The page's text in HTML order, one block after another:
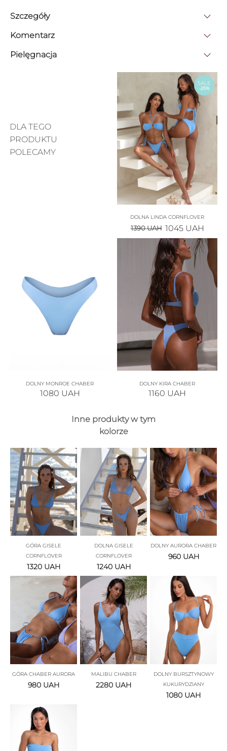
Szczegóły
Komentarz
Pielęgnacja
DLA TEGO
PRODUKTU
POLECAMY
SALE
-25%
DOLNA LINDA CORNFLOVER
1390UAH 1045 UAH
DOLNY MONROE CHABER
1080 UAH
DOLNY KIRA CHABER
1160 UAH
Inne produkty w tym
kolorze
GÓRA GISELE
CORNFLOVER
1320 UAH
DOLNA GISELE
CORNFLOVER
1240 UAH
DOLNY AURORA CHABER
960 UAH
GÓRA CHABER AURORA
980 UAH
MALIBU CHABER
2280 UAH
DOLNY BURSZTYNOWY
KUKURYDZIANY
1080 UAH